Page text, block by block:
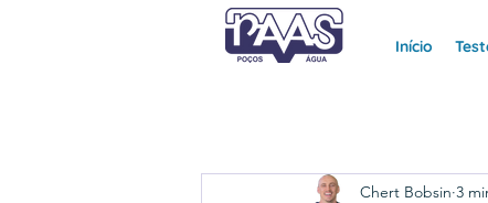
Início
Chert Bobsin 3